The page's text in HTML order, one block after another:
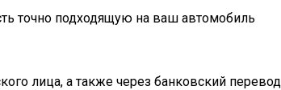
точно подходящую на ваш автомобиль
лица, а также через банковский перевод